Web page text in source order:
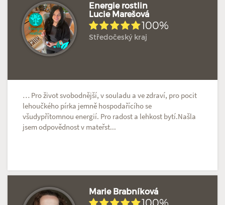
Energie rostlin
Lucie Marešová
100%
Středočeský kraj
… Pro život svobodnější, v souladu a ve zdraví, pro pocit
lehoučkého pírka jemně hospodařícího se
všudypřítomnou energií. Pro radost a lehkost bytí.Našla
jsem odpovědnost v mateřst...
Marie Brabníková
100%
Hodnoceno: 5× Profil terapeuta